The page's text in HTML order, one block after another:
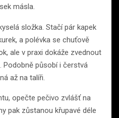
másla.
složka. Stačí pár kapek
a polévka se chuťově
ale v praxi dokáže zvednout
Podobně působí i čerstvá
až na talíři.
opečte pečivo zvlášť na
pak zůstanou křupavé déle